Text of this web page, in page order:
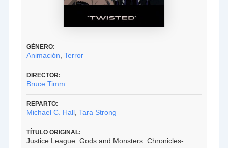
GÉNERO:
Animación ,Terror
DIRECTOR:
Bruce Timm
REPARTO:
Michael C. Hall ,Tara Strong
TÍTULO ORIGINAL:
Justice League: Gods and Monsters: Chronicles-